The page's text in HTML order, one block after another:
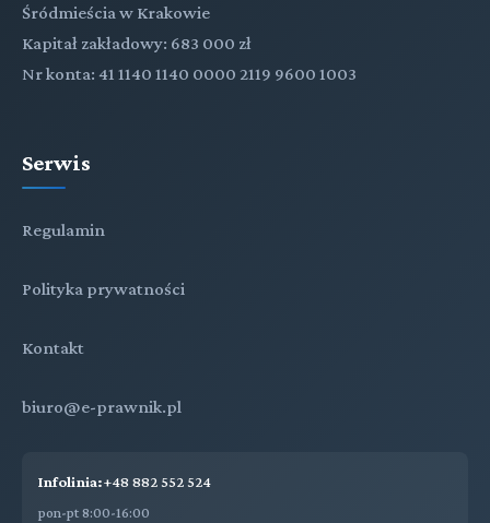
Śródmieścia w Krakowie
Kapitał zakładowy: 683 000 zł
Nr konta: 41 1140 1140 0000 2119 9600 1003
Serwis
Regulamin
Polityka prywatności
Kontakt
biuro@e-prawnik.pl
Infolinia:+48 882 552 524
pon-pt 8:00-16:00